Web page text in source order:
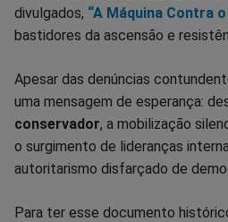
divulgados, “A Máquina Contra
bastidores da ascensão e
Apesar das denúncias
uma mensagem de esperança:
conservador, a mobilização
o surgimento de lideranças
autoritarismo disfarçado de
Para ter esse documento